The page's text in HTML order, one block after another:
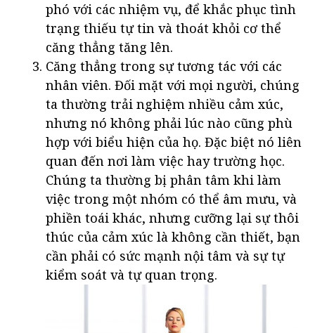
phó với các nhiệm vụ, để khắc phục tình
trạng thiếu tự tin và thoát khỏi cơ thể
căng thẳng tăng lên.
Căng thẳng trong sự tương tác với các
nhân viên. Đối mặt với mọi người, chúng
ta thường trải nghiệm nhiều cảm xúc,
nhưng nó không phải lúc nào cũng phù
hợp với biểu hiện của họ. Đặc biệt nó liên
quan đến nơi làm việc hay trường học.
Chúng ta thường bị phân tâm khi làm
việc trong một nhóm có thể âm mưu, và
phiền toái khác, nhưng cưỡng lại sự thôi
thúc của cảm xúc là không cần thiết, bạn
cần phải có sức mạnh nội tâm và sự tự
kiểm soát và tự quan trọng.